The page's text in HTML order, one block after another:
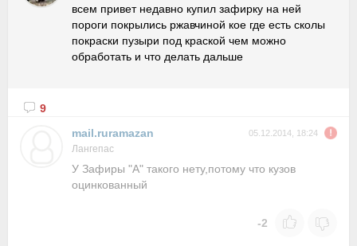
всем привет недавно купил зафирку на ней
пороги покрылись ржавчиной кое где есть сколы
покраски пузыри под краской чем можно
обработать и что делать дальше
9
mail.ruramazan
05.12.2014, 18:24
Лангепас
У Зафиры "А" такого нету,потому что кузов
оцинкованный
-2